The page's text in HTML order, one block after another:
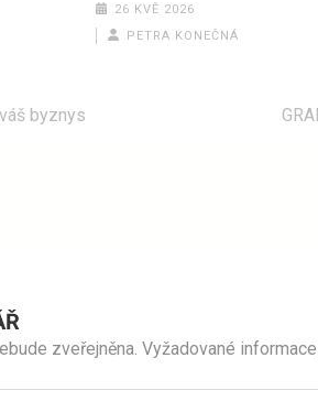
26 KVĚ 2026
PETRA KONEČNÁ
byznys
zveřejněna. Vyžadované